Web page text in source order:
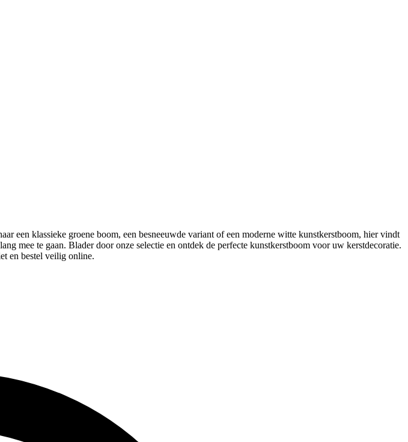
een klassieke groene boom, een besneeuwde variant of een moderne witte kunstkerstboom, hier vindt
mee te gaan. Blader door onze selectie en ontdek de perfecte kunstkerstboom voor uw kerstdecoratie.
en bestel veilig online.